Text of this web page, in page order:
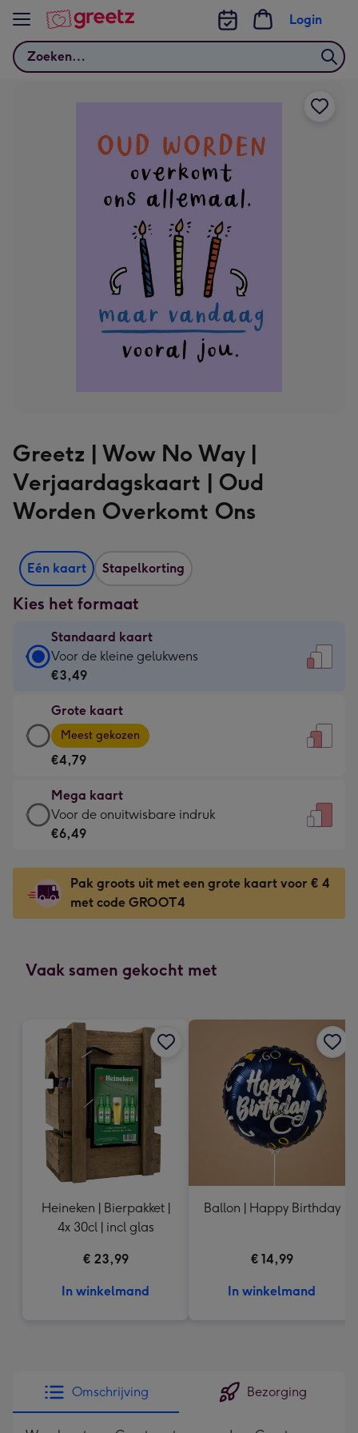
Bekijk meer
Zoeken
Login
Greetz | Wow No Way |
Verjaardagskaart | Oud
Worden Overkomt Ons
Eén kaart Stapelkorting
Kies het formaat
Standaard kaart
Standaard
kaart
€3,49
-
Voor
kleine
gelukwens
-
120
x
160
mm
Voor de kleine gelukwens
€3,49
Grote kaart
Grote
kaart
-
€4,79
-
Meest
gekozen
Dimensions:
167
x
Meest gekozen
€4,79
Mega kaart
Mega
kaart
€6,49
-
Voor
indruk
241
x
333
mm
Voor de onuitwisbare indruk
€6,49
Pak groots uit met een grote kaart voor € 4
met code GROOT4
Vaak samen gekocht met
Heineken | Bierpakket |
4x 30cl | incl glas
€ 23,99
In winkelmand
Ballon | Happy Birthday
€ 14,99
In winkelmand
Omschrijving Bezorging